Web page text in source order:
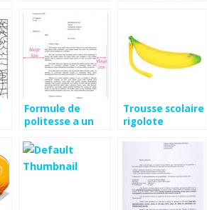
Formule de
politesse a un
Trousse scolaire
rigolote